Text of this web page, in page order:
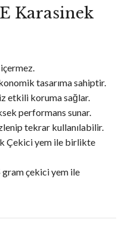
Karasinek
tasarıma sahiptir.
etkili koruma sağlar.
performans sunar.
tekrar kullanılabilir.
Çekici yem ile birlikte
gram çekici yem ile